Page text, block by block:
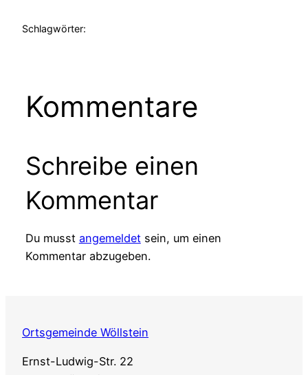
Schlagwörter:
Kommentare
Schreibe einen
Kommentar
Du musst angemeldetsein, um einen
Kommentar abzugeben.
Ortsgemeinde Wöllstein
Ernst-Ludwig-Str. 22